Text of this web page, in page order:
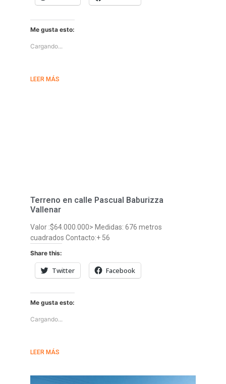
Me gusta esto:
Cargando...
LEER MÁS
Terreno en calle Pascual Baburizza
Vallenar
Valor :$64.000.000> Medidas: 676 metros
cuadrados Contacto:+ 56
Share this:
Twitter Facebook
Me gusta esto:
Cargando...
LEER MÁS